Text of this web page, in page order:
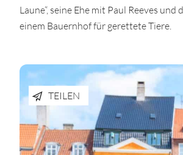
Laune“, seine Ehe mit Paul Reeves und
einem Bauernhof für gerettete Tiere.
TEILEN